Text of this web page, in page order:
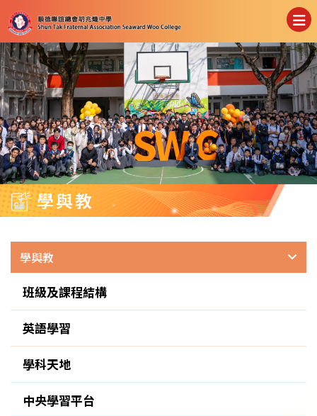
學與教
學與教
班級及課程結構
英語學習
學科天地
中央學習平台